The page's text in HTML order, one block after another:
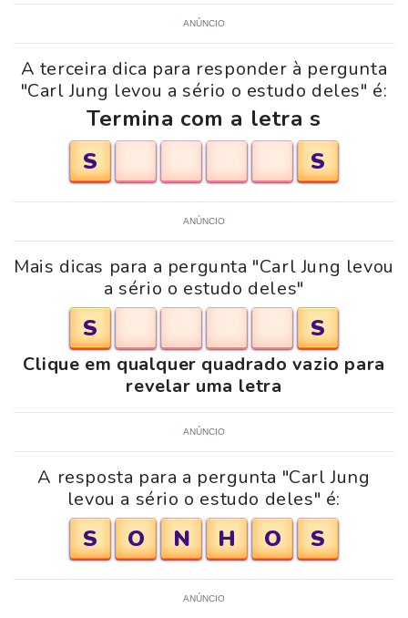
ANÚNCIO
A terceira dica para responder à pergunta
"Carl Jung levou a sério o estudo deles" é:
Termina com a letra s
S
S
ANÚNCIO
Mais dicas para a pergunta "Carl Jung levou
a sério o estudo deles"
S S
Clique em qualquer quadrado vazio para
revelar uma letra
ANÚNCIO
A resposta para a pergunta "Carl Jung
levou a sério o estudo deles" é:
S O N H O S
ANÚNCIO